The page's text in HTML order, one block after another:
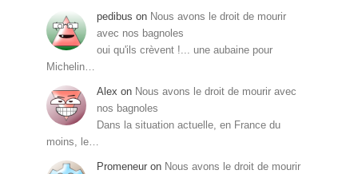
pedibus on Nous avons le droit de mourir
avec nos bagnoles
oui qu'ils crèvent !... une aubaine pour
Michelin…
Alex on Nous avons le droit de mourir avec
nos bagnoles
Dans la situation actuelle, en France du
moins, le…
Promeneur on Nous avons le droit de mourir